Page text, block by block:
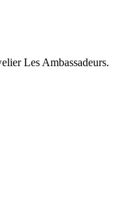
Les Ambassadeurs.